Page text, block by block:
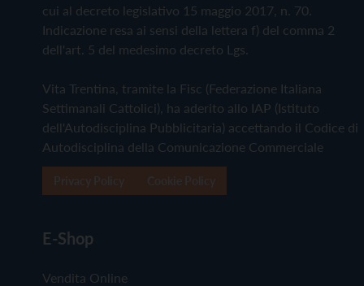
cui al decreto legislativo 15 maggio 2017, n. 70.
Indicazione resa ai sensi della lettera f) del comma 2
dell'art. 5 del medesimo decreto Lgs.
Vita Trentina, tramite la Fisc (Federazione Italiana
Settimanali Cattolici), ha aderito allo IAP (Istituto
dell'Autodisciplina Pubblicitaria) accettando il Codice di
Autodisciplina della Comunicazione Commerciale
E-Shop
Vendita Online